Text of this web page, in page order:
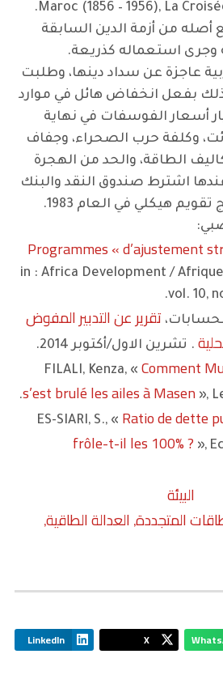
Maroc (1856 – 1956), La
أصله من أزمة الدين السابقة
وجرى استعماله كذريعة.
عاجزة عن سداد دينها، وطلبت
ذلك بفعل انخفاض هائل في موارد
أسعار الفوسفات في نهاية
وكلفة حرب الصحراء، وجفاف
الطاقة، والحد من الهجرة
عندها اشترط صندوق النقد والبنك
الدولييان وضع برنامج تقويم هيكلي في العام 1983.
Programmes « d’ajustement
in : Africa Development /
vol. 10,
تقرير عن التدبير المفوض
. تشرين الاول/أكتوبر 2014.
Comment
s’est brulé les ailes à Masen »,
Ratio de dette
frôle-t-il les 100% ? »,
البيئة
المتجددة, العدالة الطاقية,
X
LinkedIn